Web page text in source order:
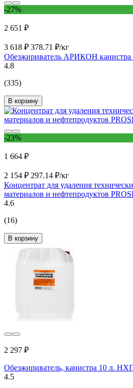
-27%
2 651 ₽
3 618 ₽ 378.71 ₽/кг
Обезжириватель АРИКОН канистра
4.8
(335)
В корзину
-23%
1 664 ₽
2 154 ₽ 297.14 ₽/кг
Концентрат для удаления
материалов и нефтепродуктов
4.6
(16)
В корзину
2 297 ₽
Обезжириватель, канистра 10 л.
4.5